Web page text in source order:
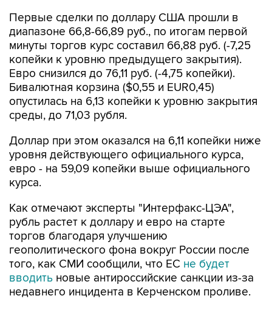
Первые сделки по доллару США прошли в
диапазоне 66,8-66,89 руб., по итогам первой
минуты торгов курс составил 66,88 руб. (-7,25
копейки к уровню предыдущего закрытия).
Евро снизился до 76,11 руб. (-4,75 копейки).
Бивалютная корзина ($0,55 и EUR0,45)
опустилась на 6,13 копейки к уровню закрытия
среды, до 71,03 рубля.
Доллар при этом оказался на 6,11 копейки ниже
уровня действующего официального курса,
евро - на 59,09 копейки выше официального
курса.
Как отмечают эксперты "Интерфакс-ЦЭА",
рубль растет к доллару и евро на старте
торгов благодаря улучшению
геополитического фона вокруг России после
того, как СМИ сообщили, что ЕС не будет
вводить новые антироссийские санкции из-за
недавнего инцидента в Керченском проливе.